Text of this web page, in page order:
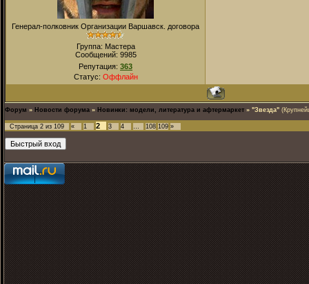
Генерал-полковник Организации Варшавск. договора
Группа: Мастера
Сообщений: 9985
Репутация: 363
Статус: Оффлайн
Форум » Новости форума » Новинки: модели, литература и афтермаркет » "Звезда"
Страница 2 из 109 « 1 2 3 4 … 108 109 »